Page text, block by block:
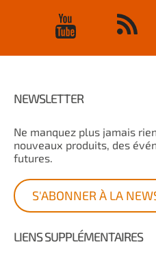
NEWSLETTER
Ne manquez plus jamais
nouveaux produits, des
futures.
S'ABONNER À LA
LIENS SUPPLÉMENTAIRES